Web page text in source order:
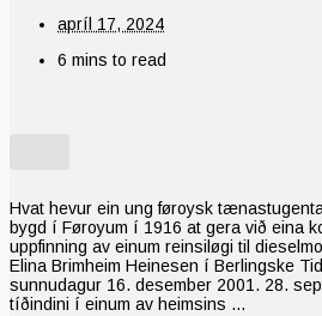
apríl 17, 2024
6 mins to read
Hvat hevur ein ung føroysk
bygd í Føroyum í 1916 at gera við eina
uppfinning av einum reinsiløgi til
Elina Brimheim Heinesen í Berlingske
sunnudagur 16. desember 2001. 28.
tíðindini í einum av heimsins …